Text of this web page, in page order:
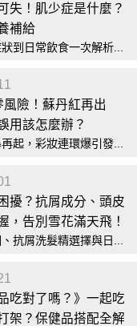
失！肌少症是什麼？
補給
到日常飲食一次解析...
風險！蘇丹紅再出
用該怎麼辦？
起，彩妝連環爆引發...
擾？抗屑成分、頭皮
，告別雪花滿天飛！
抗屑洗髮精選擇與日...
吃對了嗎？》一起吃
架？保健品搭配全解